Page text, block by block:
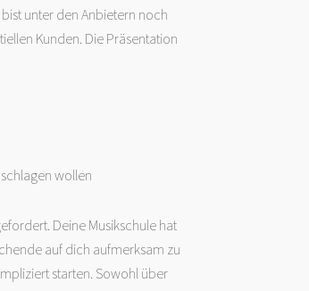
unter den Anbietern noch
Kunden. Die Präsentation
wollen
Deine Musikschule hat
auf dich aufmerksam zu
starten. Sowohl über